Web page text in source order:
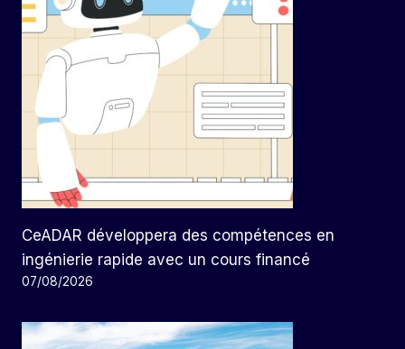
CeADAR développera des compétences en
ingénierie rapide avec un cours financé
07/08/2026